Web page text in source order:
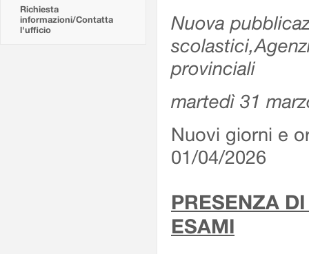
Richiesta
informazioni/Contatta
l'ufficio
Nuova
provinciali
martedì 31
Nuovi giorni e
01/04/2026
PRESENZA
ESAMI